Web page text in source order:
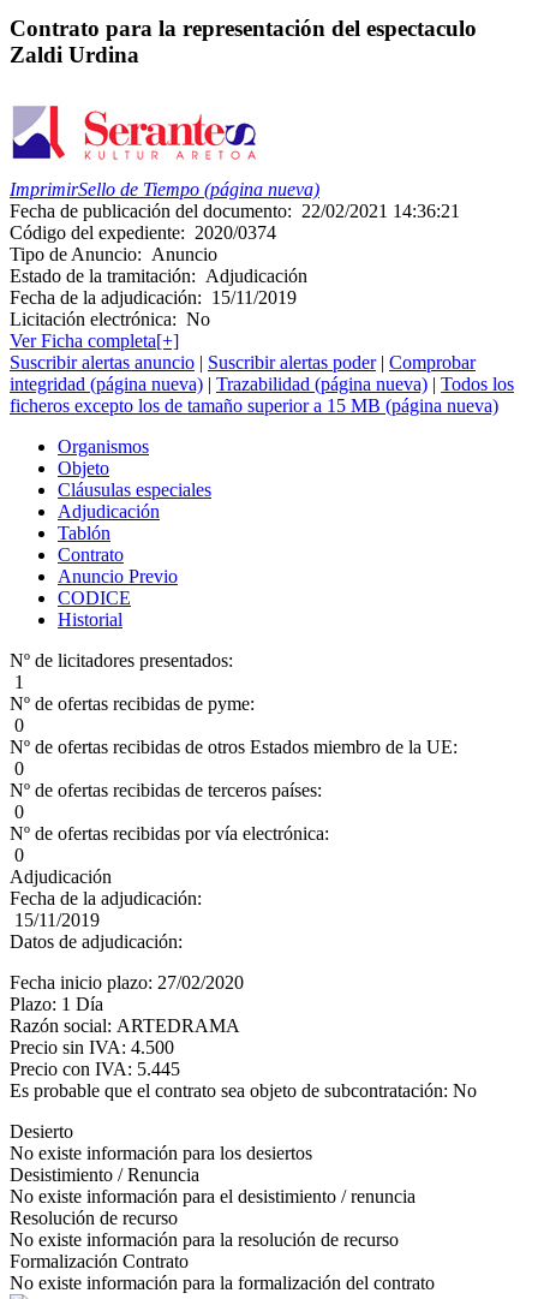
Contrato para la representación del espectaculo
Zaldi Urdina
ImprimirSello de Tiempo (página nueva)
Fecha de publicación del documento: 22/02/2021 14:36:21
Código del expediente: 2020/0374
Tipo de Anuncio: Anuncio
Estado de la tramitación: Adjudicación
Fecha de la adjudicación: 15/11/2019
Licitación electrónica: No
Ver Ficha completa[+]
Suscribir alertas anuncio | Suscribir alertas poder| Comprobar
integridad (página nueva) | Trazabilidad (página nueva) | Todos los
ficheros excepto los de tamaño superior a 15 MB (página nueva)
Organismos
Objeto
Cláusulas especiales
Adjudicación
Tablón
Contrato
Anuncio Previo
CODICE
Historial
Nº de licitadores presentados:
1
Nº de ofertas recibidas de pyme:
0
Nº de ofertas recibidas de otros Estados miembro de la UE:
0
Nº de ofertas recibidas de terceros países:
0
Nº de ofertas recibidas por vía electrónica:
0
Adjudicación
Fecha de la adjudicación:
15/11/2019
Datos de adjudicación:
Fecha inicio plazo: 27/02/2020
Plazo: 1 Día
Razón social: ARTEDRAMA
Precio sin IVA: 4.500
Precio con IVA: 5.445
Es probable que el contrato sea objeto de subcontratación: No
Desierto
No existe información para los desiertos
Desistimiento / Renuncia
No existe información para el desistimiento / renuncia
Resolución de recurso
No existe información para la resolución de recurso
Formalización Contrato
No existe información para la formalización del contrato